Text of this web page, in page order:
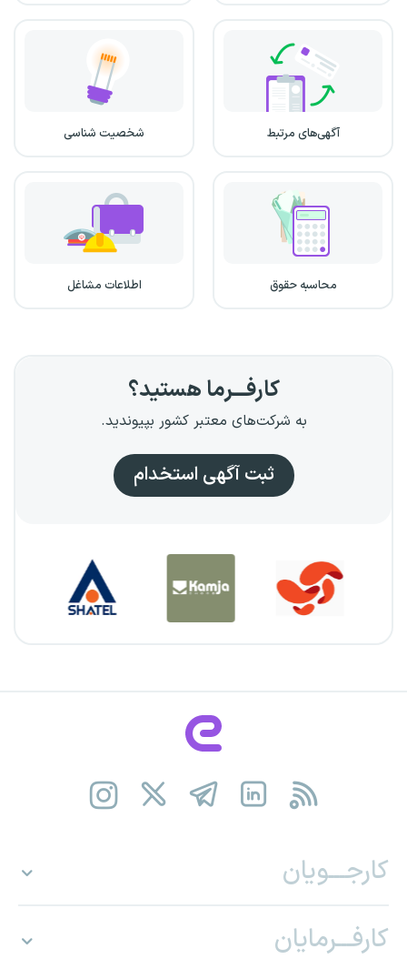
آگهی‌های مرتبط شخصیت شناسی
محاسبه حقوق اطلاعات مشاغل
کارفـــرما هستید؟
به شرکت‌های معتبر کشور بپیوندید.
ثبت آگهی استخدام
کارجـــویان
کارفـــرمایان